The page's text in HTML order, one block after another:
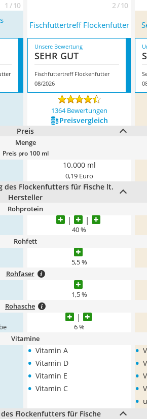
1 / 10 2 / 10
Fischfuttertreff Flockenfutter
Unsere Bewertung
SEHR GUT
Fischfuttertreff Flockenfutter
08/2026
1364 Bewertungen
Preis­vergleich
Preis
Menge
Preis pro 100 ml
10.000 ml
0,19 Euro
des Flockenfutters für Fische lt.
Hersteller
Rohprotein
40 %
Rohfett
5,5 %
Rohfaser
1,5 %
Rohasche
6 %
Vitamine
• Vitamin A
• Vitamin D
• Vitamin E
• Vitamin C
•
•
•
•
•
Flockenfutters für Fische